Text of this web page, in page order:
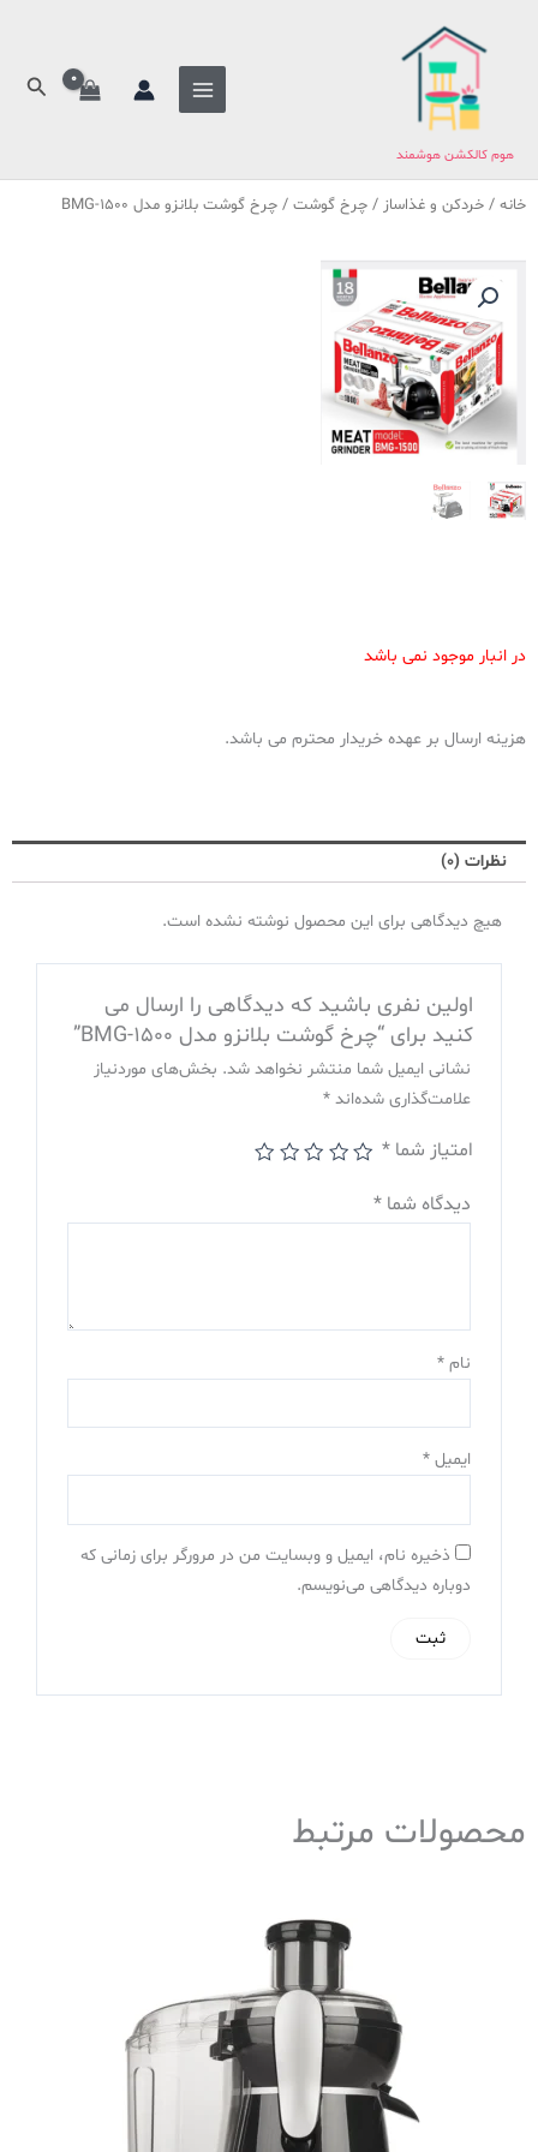
هوم کالکشن هوشمند
خانه / خردکن و غذاساز / چرخ گوشت / چرخ گوشت بلانزو مدل BMG-1500
در انبار موجود نمی باشد
هزینه ارسال بر عهده خریدار محترم می باشد.
نظرات (0)
هیچ دیدگاهی برای این محصول نوشته نشده است.
اولین نفری باشید که دیدگاهی را ارسال می
کنید برای “چرخ گوشت بلانزو مدل BMG-1500”
نشانی ایمیل شما منتشر نخواهد شد. بخش‌های موردنیاز
علامت‌گذاری شده‌اند *
امتیاز شما *
دیدگاه شما *
نام *
ایمیل *
ذخیره نام، ایمیل و وبسایت من در مرورگر برای زمانی که
دوباره دیدگاهی می‌نویسم.
محصولات مرتبط